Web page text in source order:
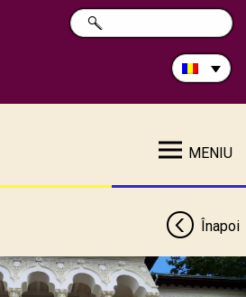
Caută
în
CAUTĂ
MENIU
Înapoi